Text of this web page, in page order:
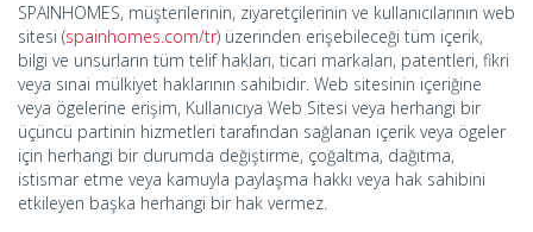
SPAINHOMES, müşterilerinin, ziyaretçilerinin ve kullanıcılarının web
sitesi (spainhomes.com/tr) üzerinden erişebileceği tüm içerik,
bilgi ve unsurların tüm telif hakları, ticari markaları, patentleri, fikri
veya sınai mülkiyet haklarının sahibidir. Web sitesinin içeriğine
veya ögelerine erişim, Kullanıcıya Web Sitesi veya herhangi bir
üçüncü partinin hizmetleri tarafından sağlanan içerik veya ögeler
için herhangi bir durumda değiştirme, çoğaltma, dağıtma,
istismar etme veya kamuyla paylaşma hakkı veya hak sahibini
etkileyen başka herhangi bir hak vermez.